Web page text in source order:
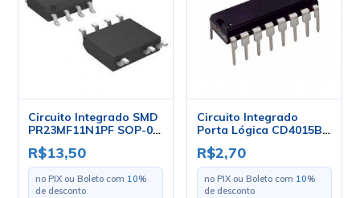
Circuito Integrado SMD
PR23MF11N1PF SOP-07
- Sharp
R$13,50
no PIX ou Boleto com 10%
de desconto
Circuito Integrado
Porta Lógica CD4015BE
DIP-16 Dual 4 Stage
Static - Cód. Loja 34 -
Texas
R$2,70
no PIX ou Boleto com 10%
de desconto